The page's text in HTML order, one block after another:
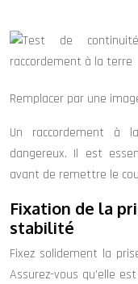
Remplacer par une
Un raccordement à
dangereux. Il est
avant de remettre le
Fixation de la
stabilité
Fixez solidement la
Assurez-vous qu’elle